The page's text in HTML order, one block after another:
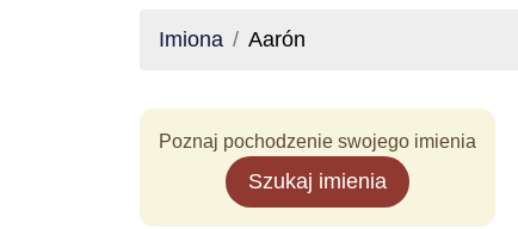
Imiona Aarón
Poznaj pochodzenie swojego imienia
Szukaj imienia